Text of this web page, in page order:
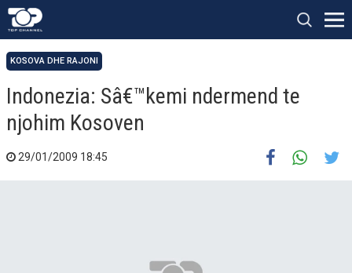
KOSOVA DHE RAJONI
Indonezia: Sâ€™kemi ndermend te
njohim Kosoven
29/01/2009 18:45